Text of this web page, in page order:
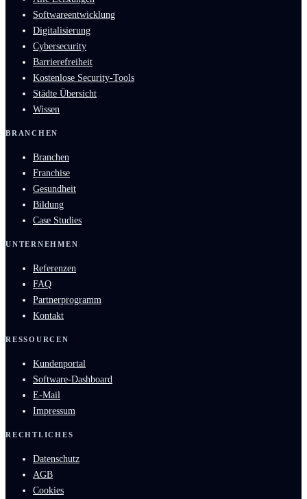
Softwareentwicklung
Digitalisierung
Cybersecurity
Barrierefreiheit
Kostenlose Security-Tools
Städte Übersicht
Wissen
BRANCHEN
Branchen
Franchise
Gesundheit
Bildung
Case Studies
UNTERNEHMEN
Referenzen
FAQ
Partnerprogramm
Kontakt
RESSOURCEN
Kundenportal
Software-Dashboard
E-Mail
Impressum
RECHTLICHES
Datenschutz
AGB
Cookies